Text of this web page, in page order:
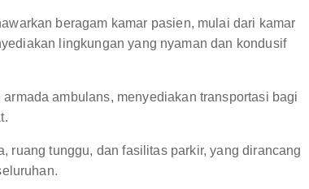
beragam kamar pasien, mulai dari kamar
lingkungan yang nyaman dan kondusif
ambulans, menyediakan transportasi bagi
ruang tunggu, dan fasilitas parkir, yang dirancang